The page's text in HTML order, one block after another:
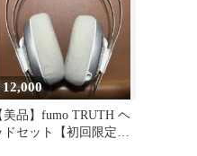
12,000
美品】fumo TRUTH ヘ
ドセット【初回限定イ